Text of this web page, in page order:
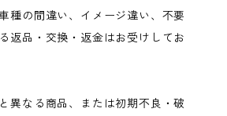
種の間違い、イメージ違い、不要
返品・交換・返金はお受けしてお
異なる商品、または初期不良・破